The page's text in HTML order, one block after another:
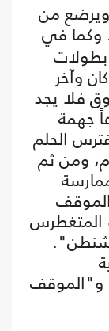
ويرضع من
وكما في
بطولات
وآخر
فلا يجد
جهمة
الحلم
ومن ثم
المتغطرس
و"الموقف